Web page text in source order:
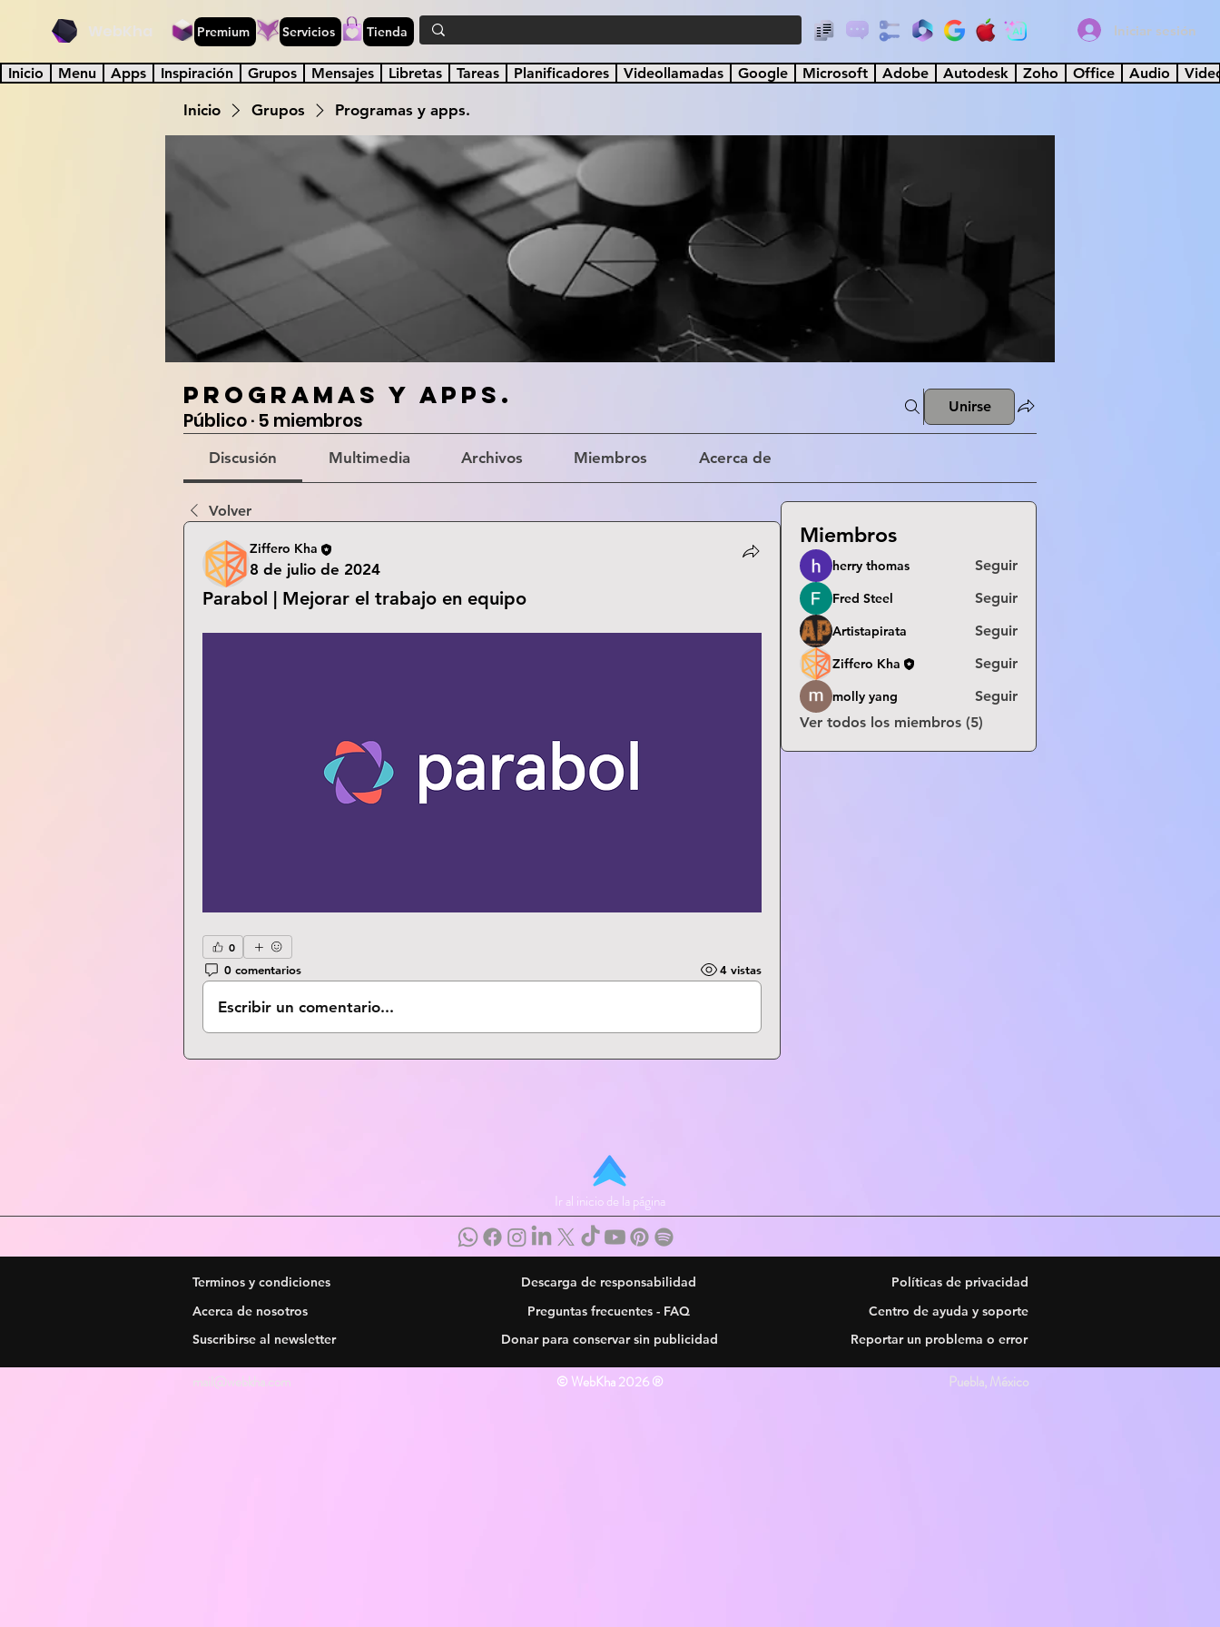
WebKha Premium Tienda
Servicios Iniciar sesión
Inicio Grupos Programas y apps.
Programas y apps.
Público· 5 miembros
Unirse
Discusión Multimedia Archivos Miembros Acerca de
Volver
Ziffero Kha
8 de julio de 2024
Parabol | Mejorar el trabajo en equipo
0
0 comentarios
4 vistas
Escribir un comentario...
Miembros
herry thomas Seguir
Fred Steel Seguir
Artistapirata Seguir
Ziffero Kha Seguir
molly yang
Seguir
Ver todos los miembros (5)
Inicio Menu Apps Inspiración Grupos Mensajes Libretas Tareas Planificadores Videollamadas Google Microsoft Adobe Autodesk Zoho Office Audio
Ir al inicio de la página
Terminos y condiciones
Acerca de nosotros
Suscribirse al newsletter
Descarga de responsabilidad
Preguntas frecuentes - FAQ
Donar para conservar sin publicidad
Políticas de privacidad
Centro de ayuda y soporte
Reportar un problema o error
mail@webkha.com © WebKha 2026 ® Puebla, México